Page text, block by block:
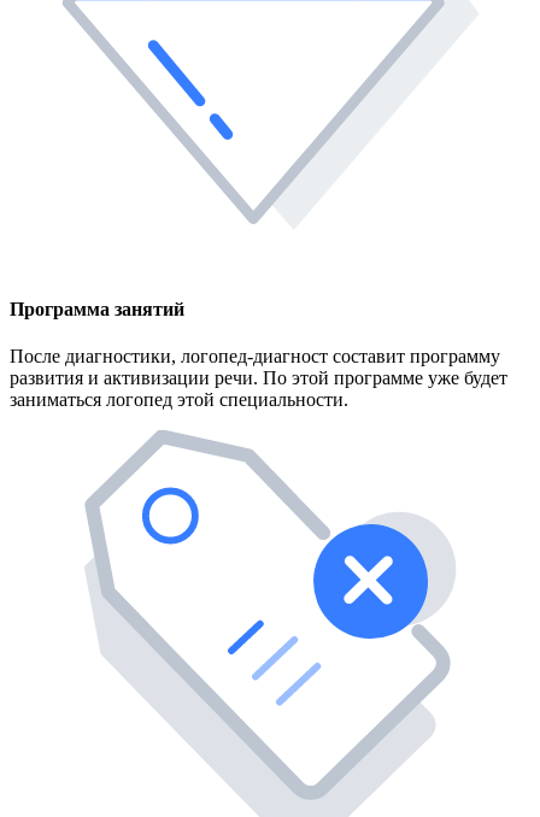
Программа занятий
После диагностики, логопед-диагност составит программу
развития и активизации речи. По этой программе уже будет
заниматься логопед этой специальности.